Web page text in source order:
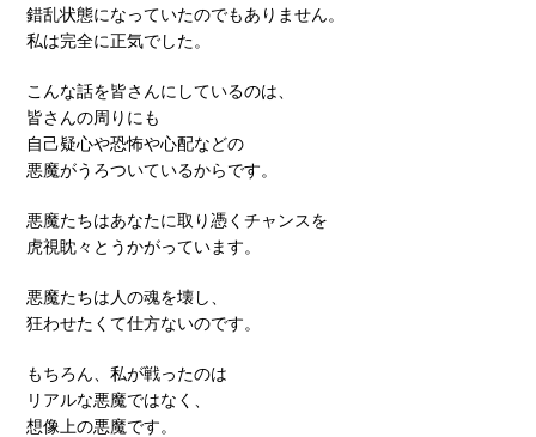
錯乱状態になっていたのでもありません。
私は完全に正気でした。
こんな話を皆さんにしているのは、
皆さんの周りにも
自己疑心や恐怖や心配などの
悪魔がうろついているからです。
悪魔たちはあなたに取り憑くチャンスを
虎視眈々とうかがっています。
悪魔たちは人の魂を壊し、
狂わせたくて仕方ないのです。
もちろん、私が戦ったのは
リアルな悪魔ではなく、
想像上の悪魔です。